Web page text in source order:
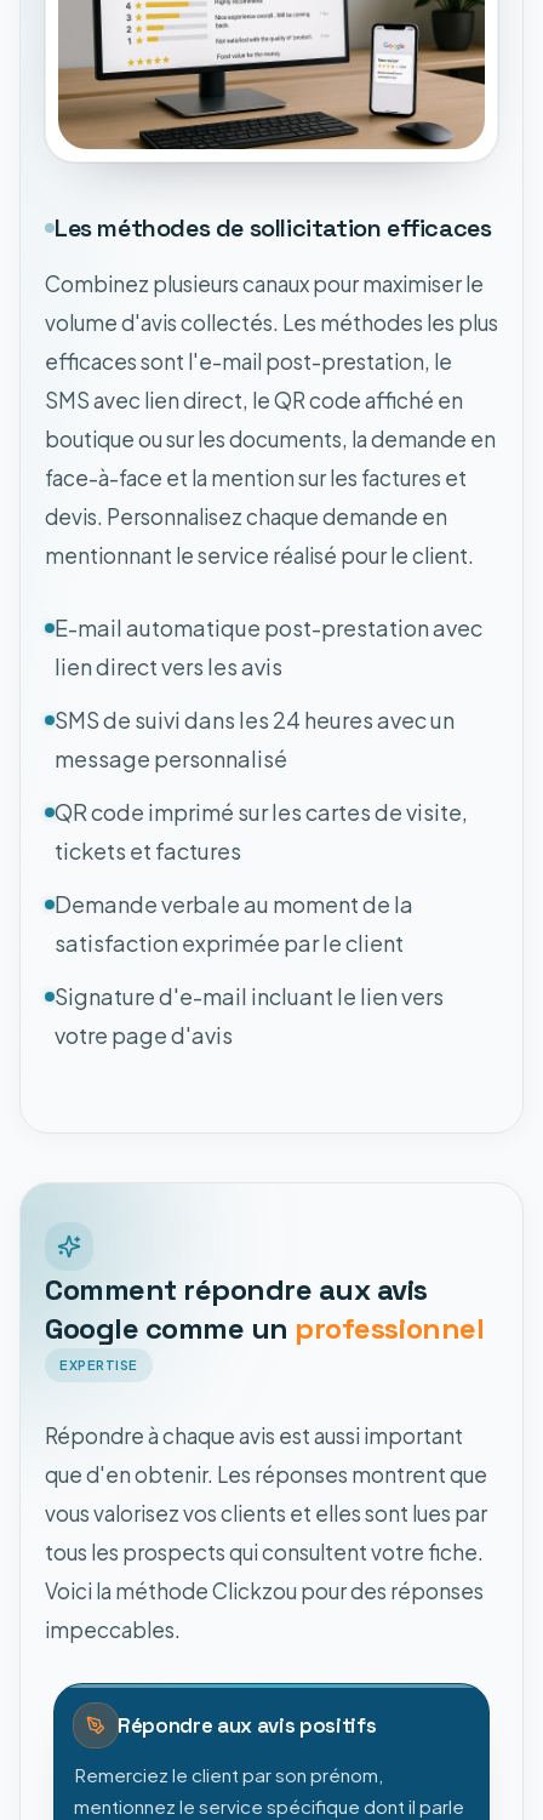
Les méthodes de sollicitation efficaces
Combinez plusieurs canaux pour maximiser le
volume d'avis collectés. Les méthodes les plus
efficaces sont l'e-mail post-prestation, le
SMS avec lien direct, le QR code affiché en
boutique ou sur les documents, la demande en
face-à-face et la mention sur les factures et
devis. Personnalisez chaque demande en
mentionnant le service réalisé pour le client.
E-mail automatique post-prestation avec
lien direct vers les avis
SMS de suivi dans les 24 heures avec un
message personnalisé
QR code imprimé sur les cartes de visite,
tickets et factures
Demande verbale au moment de la
satisfaction exprimée par le client
Signature d'e-mail incluant le lien vers
votre page d'avis
Comment répondre aux avis
Google comme un professionnel
EXPERTISE
Répondre à chaque avis est aussi important
que d'en obtenir. Les réponses montrent que
vous valorisez vos clients et elles sont lues par
tous les prospects qui consultent votre fiche.
Voici la méthode Clickzou pour des réponses
impeccables.
Répondre aux avis positifs
Remerciez le client par son prénom,
mentionnez le service spécifique dont il parle